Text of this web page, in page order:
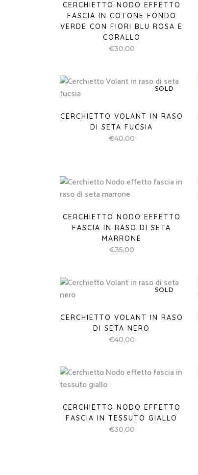
CERCHIETTO NODO EFFETTO
FASCIA IN COTONE FONDO
VERDE CON FIORI BLU ROSA E
CORALLO
€30,00
SOLD
CERCHIETTO VOLANT IN RASO
DI SETA FUCSIA
€40,00
CERCHIETTO NODO EFFETTO
FASCIA IN RASO DI SETA
MARRONE
€35,00
SOLD
CERCHIETTO VOLANT IN RASO
DI SETA NERO
€40,00
CERCHIETTO NODO EFFETTO
FASCIA IN TESSUTO GIALLO
€30,00